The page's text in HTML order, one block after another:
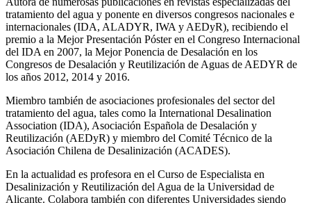
tratamiento del agua y ponente en diversos congresos nacionales e
internacionales (IDA, ALADYR, IWA y AEDyR), recibiendo el
premio a la Mejor Presentación Póster en el Congreso Internacional
del IDA en 2007, la Mejor Ponencia de Desalación en los
Congresos de Desalación y Reutilización de Aguas de AEDYR de
los años 2012, 2014 y 2016.
Miembro también de asociaciones profesionales del sector del
tratamiento del agua, tales como la International Desalination
Association (IDA), Asociación Española de Desalación y
Reutilización (AEDyR) y miembro del Comité Técnico de la
Asociación Chilena de Desalinización (ACADES).
En la actualidad es profesora en el Curso de Especialista en
Desalinización y Reutilización del Agua de la Universidad de
Alicante. Colabora también con diferentes Universidades siendo